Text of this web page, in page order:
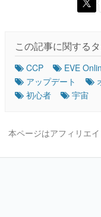
この記事に関する
CCP EVE
アップデート
初心者
宇宙
本ページはアフィリエ